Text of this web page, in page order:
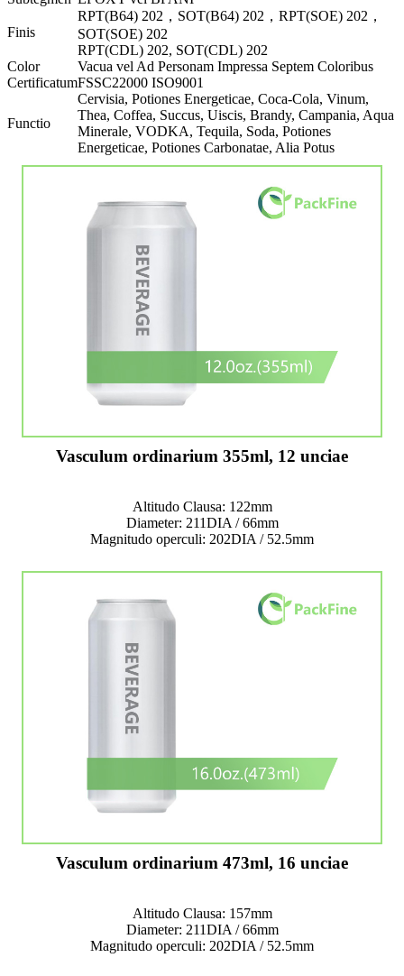
Finis
RPT(B64) 202，SOT(B64) 202，RPT(SOE) 202，
SOT(SOE) 202
RPT(CDL) 202, SOT(CDL) 202
Color
Vacua vel Ad Personam Impressa Septem Coloribus
CertificatumFSSC22000 ISO9001
Functio
Cervisia, Potiones Energeticae, Coca-Cola, Vinum,
Thea, Coffea, Succus, Uiscis, Brandy, Campania, Aqua
Minerale, VODKA, Tequila, Soda, Potiones
Energeticae, Potiones Carbonatae, Alia Potus
Vasculum ordinarium 355ml, 12 unciae
Altitudo Clausa: 122mm
Diameter: 211DIA / 66mm
Magnitudo operculi: 202DIA / 52.5mm
Vasculum ordinarium 473ml, 16 unciae
Altitudo Clausa: 157mm
Diameter: 211DIA / 66mm
Magnitudo operculi: 202DIA / 52.5mm